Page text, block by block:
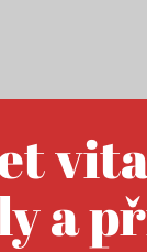
a